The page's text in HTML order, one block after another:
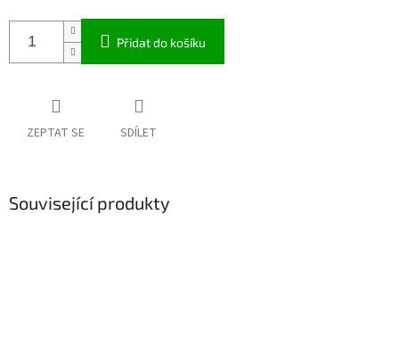
Přidat do košíku
ZEPTAT SE SDÍLET
Související produkty